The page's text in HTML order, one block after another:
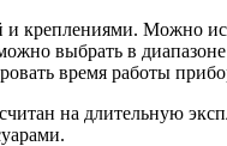
и креплениями. Можно
выбрать в
время работы
на длительную